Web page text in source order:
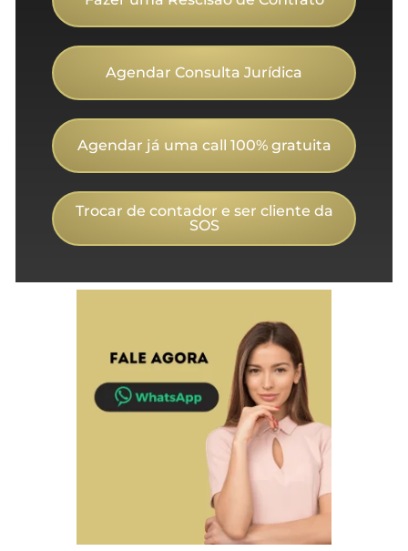
Agendar Consulta Jurídica
Agendar já uma call 100% gratuita
Trocar de contador e ser cliente da
SOS